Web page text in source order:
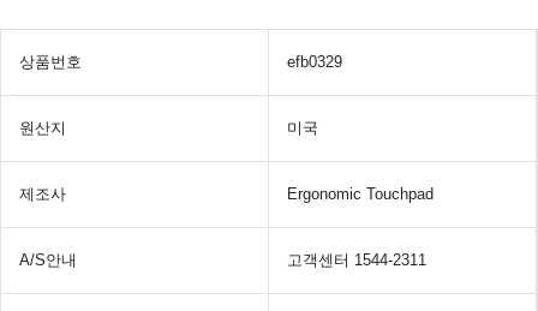
상품번호 efb0329
원산지 미국
제조사 Ergonomic Touchpad
A/S안내 고객센터 1544-2311